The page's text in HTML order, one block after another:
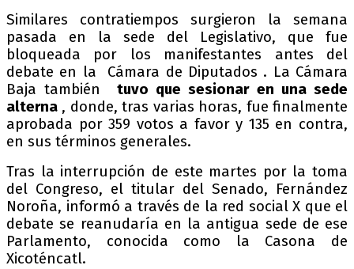
Similares contratiempos surgieron la semana
pasada en la sede del Legislativo, que fue
bloqueada por los manifestantes antes del
debate en la Cámara de Diputados . La Cámara
Baja también tuvo que sesionar en una sede
alterna , donde, tras varias horas, fue finalmente
aprobada por 359 votos a favor y 135 en contra,
en sus términos generales.
Tras la interrupción de este martes por la toma
del Congreso, el titular del Senado, Fernández
Noroña, informó a través de la red social X que el
debate se reanudaría en la antigua sede de ese
Parlamento, conocida como la Casona de
Xicoténcatl.